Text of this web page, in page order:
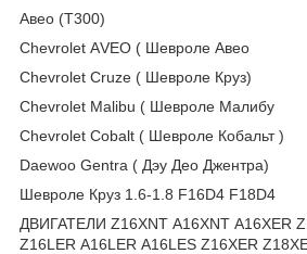
Авео (Т300)
Сhеvrоlеt АVЕО ( Шевроле Авео
Сhеvrоlеt Сruzе ( Шевроле Круз)
Сhеvrоlеt Маlibu ( Шевроле Малибу
Сhеvrоlеt Соbаlt ( Шевроле Кобальт )
Dаеwоо Gеntrа ( Дэу Део Джентра)
Шевроле Круз 1.6-1.8 F16D4 F18D4
ДВИГАТЕЛИ Z16ХNТ А16ХNТ А16ХЕR
Z16LЕR А16LЕR А16LЕS Z16ХЕR